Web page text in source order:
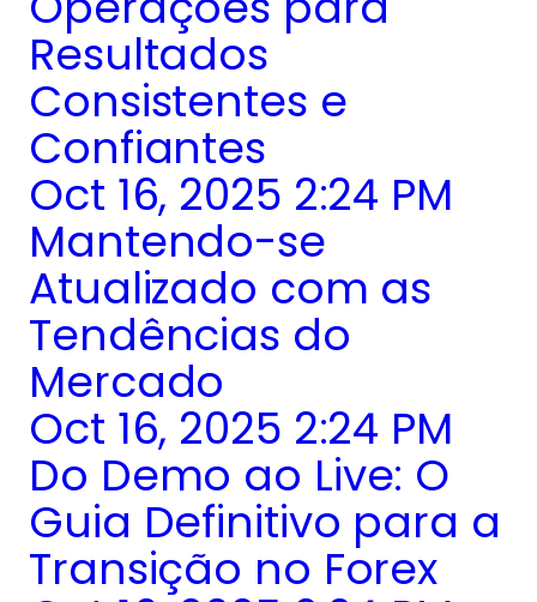
Resultados
Consistentes e
Confiantes
Oct 16, 2025 2:24 PM
Mantendo-se
Atualizado com as
Tendências do
Mercado
Oct 16, 2025 2:24 PM
Do Demo ao Live: O
Guia Definitivo para a
Transição no Forex